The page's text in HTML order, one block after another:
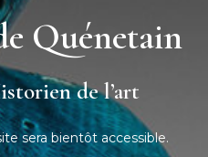
Quénetain
de l’art
sera bientôt accessible.